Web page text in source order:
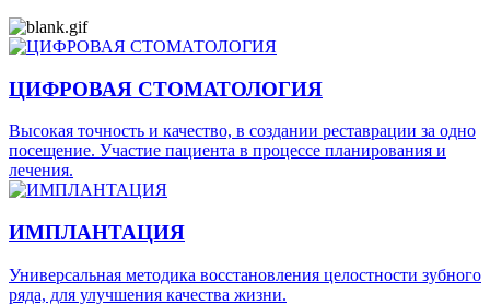
ЦИФРОВАЯ СТОМАТОЛОГИЯ
Высокая точность и качество, в создании реставрации за одно
посещение. Участие пациента в процессе планирования и
лечения.
ИМПЛАНТАЦИЯ
Универсальная методика восстановления целостности зубного
ряда, для улучшения качества жизни.